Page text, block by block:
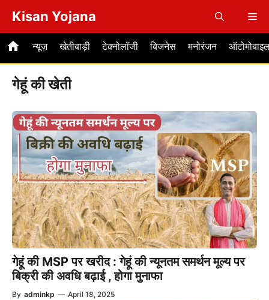
content
Kisan Yojana
न्यूज़ खेतीबाड़ी टेक्नोलॉजी बिजनेस मनोरंजन
गेहूं की खेती
गेहूं की MSP पर खरीद : गेहूं की न्यूनतम समर्थन मूल्य पर
बिक्री की अवधि बढ़ाई , होगा मुनाफा
By adminkp — April 18, 2025